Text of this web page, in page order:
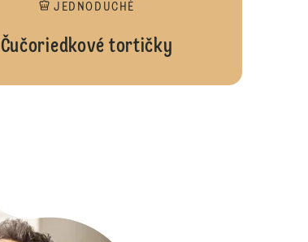
JEDNODUCHÉ
Čučoriedkové tortičky